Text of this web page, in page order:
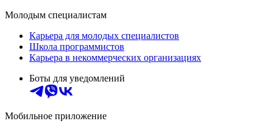
Молодым специалистам
Карьера для молодых специалистов
Школа программистов
Карьера в некоммерческих организациях
Боты для уведомлений
Мобильное приложение